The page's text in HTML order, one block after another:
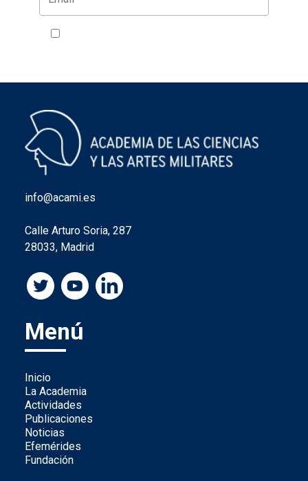
info@acami.es
Calle Arturo Soria, 287
28033, Madrid
Menú
Inicio
La Academia
Actividades
Publicaciones
Noticias
Efemérides
Fundación